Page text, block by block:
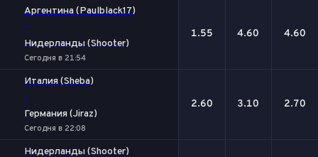
Аргентина (Paulblack17)
-
Нидерланды (Shooter)
Сегодня в 21:54
1.55 4.60 4.60
Италия (Sheba)
-
Германия (Jiraz)
Сегодня в 22:08
2.60 3.10 2.70
Нидерланды (Shooter)